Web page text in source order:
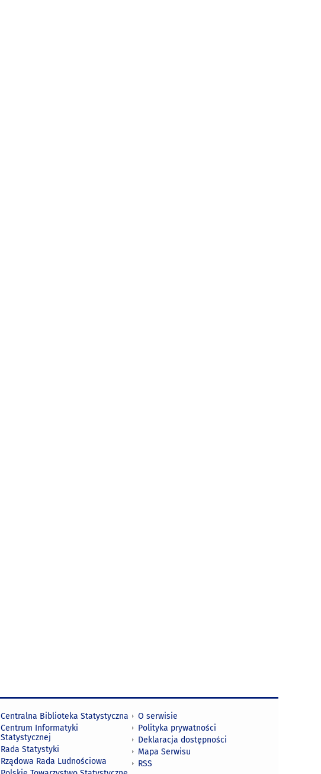
Centralna Biblioteka Statystyczna
Centrum Informatyki
Statystycznej
Rada Statystyki
Rządowa Rada Ludnościowa
O serwisie
Polityka prywatności
Deklaracja dostępności
Mapa Serwisu
RSS